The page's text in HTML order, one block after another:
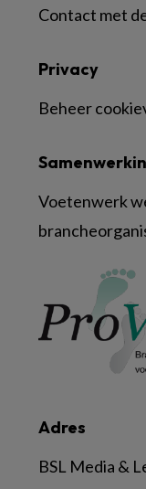
Contact met
Adres
BSL Media &
Voetenwerk
Privacy
Beheer